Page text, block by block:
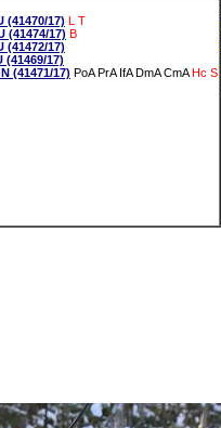
(41470/17) L T
(41474/17) B
(41472/17)
(41469/17)
(41471/17) PoA PrA IfA DmA CmA Hc S